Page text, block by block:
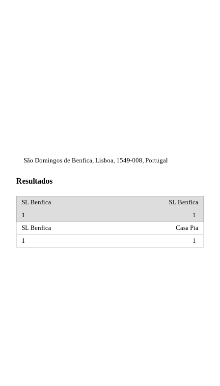
São Domingos de Benfica, Lisboa, 1549-008, Portugal
Resultados
SL Benfica
1
Casa Pia
1